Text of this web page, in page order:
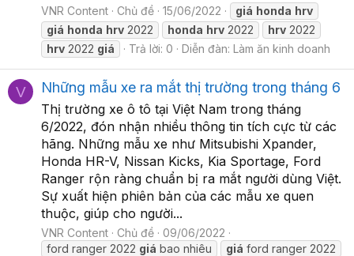
VNR Content Chủ đề 15/06/2022 giá honda hrv
giá honda hrv 2022 honda hrv 2022 hrv 2022
hrv 2022 giá Trả lời: 0 Diễn đàn: Làm ăn kinh doanh
V Những mẫu xe ra mắt thị trường trong tháng 6
Thị trường xe ô tô tại Việt Nam trong tháng
6/2022, đón nhận nhiều thông tin tích cực từ các
hãng. Những mẫu xe như Mitsubishi Xpander,
Honda HR-V, Nissan Kicks, Kia Sportage, Ford
Ranger rộn ràng chuẩn bị ra mắt người dùng Việt.
Sự xuất hiện phiên bản của các mẫu xe quen
thuộc, giúp cho người...
VNR Content Chủ đề
09/06/2022
ford ranger 2022 giá bao nhiêu giá ford ranger 2022